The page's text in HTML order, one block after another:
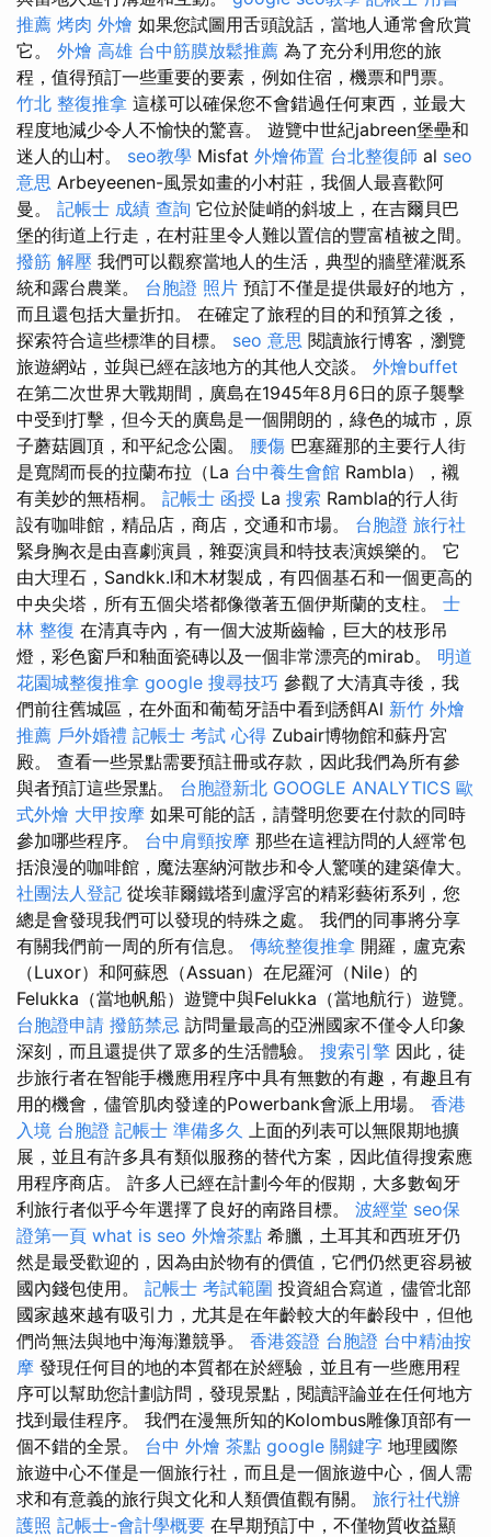
推薦 烤肉 外燴 如果您試圖用舌頭說話，當地人通常會欣賞
它。 外燴 高雄 台中筋膜放鬆推薦 為了充分利用您的旅
程，值得預訂一些重要的要素，例如住宿，機票和門票。
竹北 整復推拿 這樣可以確保您不會錯過任何東西，並最大
程度地減少令人不愉快的驚喜。 遊覽中世紀jabreen堡壘和
迷人的山村。 seo教學 Misfat 外燴佈置 台北整復師 al seo
意思 Arbeyeenen-風景如畫的小村莊，我個人最喜歡阿
曼。 記帳士 成績 查詢 它位於陡峭的斜坡上，在吉爾貝巴
堡的街道上行走，在村莊里令人難以置信的豐富植被之間。
撥筋 解壓 我們可以觀察當地人的生活，典型的牆壁灌溉系
統和露台農業。 台胞證 照片 預訂不僅是提供最好的地方，
而且還包括大量折扣。 在確定了旅程的目的和預算之後，
探索符合這些標準的目標。 seo 意思 閱讀旅行博客，瀏覽
旅遊網站，並與已經在該地方的其他人交談。 外燴buffet
在第二次世界大戰期間，廣島在1945年8月6日的原子襲擊
中受到打擊，但今天的廣島是一個開朗的，綠色的城市，原
子蘑菇圓頂，和平紀念公園。 腰傷 巴塞羅那的主要行人街
是寬闊而長的拉蘭布拉（La 台中養生會館 Rambla），襯
有美妙的無梧桐。 記帳士 函授 La 搜索 Rambla的行人街
設有咖啡館，精品店，商店，交通和市場。 台胞證 旅行社
緊身胸衣是由喜劇演員，雜耍演員和特技表演娛樂的。 它
由大理石，Sandkk.l和木材製成，有四個基石和一個更高的
中央尖塔，所有五個尖塔都像徵著五個伊斯蘭的支柱。 士
林 整復 在清真寺內，有一個大波斯齒輪，巨大的枝形吊
燈，彩色窗戶和釉面瓷磚以及一個非常漂亮的mirab。 明道
花園城整復推拿 google 搜尋技巧 參觀了大清真寺後，我
們前往舊城區，在外面和葡萄牙語中看到誘餌Al 新竹 外燴
推薦 戶外婚禮 記帳士 考試 心得 Zubair博物館和蘇丹宮
殿。 查看一些景點需要預註冊或存款，因此我們為所有參
與者預訂這些景點。 台胞證新北 GOOGLE ANALYTICS 歐
式外燴 大甲按摩 如果可能的話，請聲明您要在付款的同時
參加哪些程序。 台中肩頸按摩 那些在這裡訪問的人經常包
括浪漫的咖啡館，魔法塞納河散步和令人驚嘆的建築偉大。
社團法人登記 從埃菲爾鐵塔到盧浮宮的精彩藝術系列，您
總是會發現我們可以發現的特殊之處。 我們的同事將分享
有關我們前一周的所有信息。 傳統整復推拿 開羅，盧克索
（Luxor）和阿蘇恩（Assuan）在尼羅河（Nile）的
Felukka（當地帆船）遊覽中與Felukka（當地航行）遊覽。
台胞證申請 撥筋禁忌 訪問量最高的亞洲國家不僅令人印象
深刻，而且還提供了眾多的生活體驗。 搜索引擎 因此，徒
步旅行者在智能手機應用程序中具有無數的有趣，有趣且有
用的機會，儘管肌肉發達的Powerbank會派上用場。 香港
入境 台胞證 記帳士 準備多久
上面的列表可以無限期地擴
展，並且有許多具有類似服務的替代方案，因此值得搜索應
用程序商店。 許多人已經在計劃今年的假期，大多數匈牙
利旅行者似乎今年選擇了良好的南路目標。 波經堂 seo保
證第一頁 what is seo 外燴茶點 希臘，土耳其和西班牙仍
然是最受歡迎的，因為由於物有的價值，它們仍然更容易被
國內錢包使用。 記帳士 考試範圍 投資組合寫道，儘管北部
國家越來越有吸引力，尤其是在年齡較大的年齡段中，但他
們尚無法與地中海海灘競爭。 香港簽證 台胞證 台中精油按
摩 發現任何目的地的本質都在於經驗，並且有一些應用程
序可以幫助您計劃訪問，發現景點，閱讀評論並在任何地方
找到最佳程序。 我們在漫無所知的Kolombus雕像頂部有一
個不錯的全景。 台中 外燴 茶點 google 關鍵字 地理國際
旅遊中心不僅是一個旅行社，而且是一個旅遊中心，個人需
求和有意義的旅行與文化和人類價值觀有關。 旅行社代辦
護照 記帳士-會計學概要 在早期預訂中，不僅物質收益顯